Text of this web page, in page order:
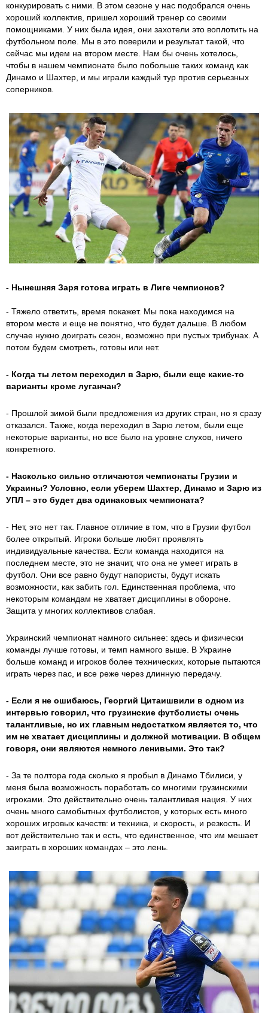
конкурировать с ними. В этом сезоне у нас подобрался очень
хороший коллектив, пришел хороший тренер со своими
помощниками. У них была идея, они захотели это воплотить на
футбольном поле. Мы в это поверили и результат такой, что
сейчас мы идем на втором месте. Нам бы очень хотелось,
чтобы в нашем чемпионате было побольше таких команд как
Динамо и Шахтер, и мы играли каждый тур против серьезных
соперников.
- Нынешняя Заря готова играть в Лиге чемпионов?
- Тяжело ответить, время покажет. Мы пока находимся на
втором месте и еще не понятно, что будет дальше. В любом
случае нужно доиграть сезон, возможно при пустых трибунах. А
потом будем смотреть, готовы или нет.
- Когда ты летом переходил в Зарю, были еще какие-то
варианты кроме луганчан?
- Прошлой зимой были предложения из других стран, но я сразу
отказался. Также, когда переходил в Зарю летом, были еще
некоторые варианты, но все было на уровне слухов, ничего
конкретного.
- Насколько сильно отличаются чемпионаты Грузии и
Украины? Условно, если уберем Шахтер, Динамо и Зарю из
УПЛ – это будет два одинаковых чемпионата?
- Нет, это нет так. Главное отличие в том, что в Грузии футбол
более открытый. Игроки больше любят проявлять
индивидуальные качества. Если команда находится на
последнем месте, это не значит, что она не умеет играть в
футбол. Они все равно будут напористы, будут искать
возможности, как забить гол. Единственная проблема, что
некоторым командам не хватает дисциплины в обороне.
Защита у многих коллективов слабая.
Украинский чемпионат намного сильнее: здесь и физически
команды лучше готовы, и темп намного выше. В Украине
больше команд и игроков более технических, которые пытаются
играть через пас, и все реже через длинную передачу.
- Если я не ошибаюсь, Георгий Цитаишвили в одном из
интервью говорил, что грузинские футболисты очень
талантливые, но их главным недостатком является то, что
им не хватает дисциплины и должной мотивации. В общем
говоря, они являются немного ленивыми. Это так?
- За те полтора года сколько я пробыл в Динамо Тбилиси, у
меня была возможность поработать со многими грузинскими
игроками. Это действительно очень талантливая нация. У них
очень много самобытных футболистов, у которых есть много
хороших игровых качеств: и техника, и скорость, и резкость. И
вот действительно так и есть, что единственное, что им мешает
заиграть в хороших командах – это лень.